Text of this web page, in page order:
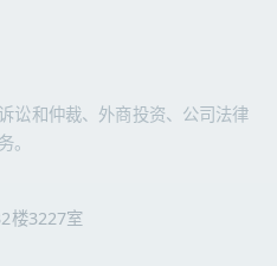
讼和仲裁、外商投资、公司法律
。
楼3227室